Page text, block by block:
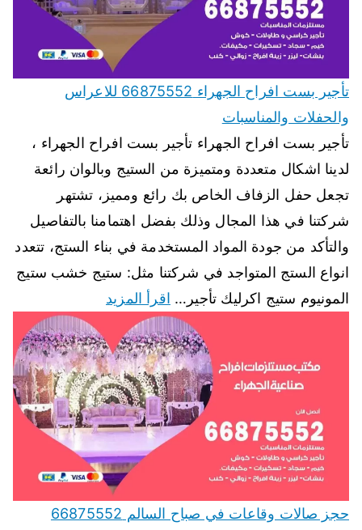
تأجير بست افراح الجهراء 66875552 للاعراس
والحفلات والمناسبات
تأجير بست افراح الجهراء تأجير بست افراح الجهراء ،
لدينا اشكال متعددة ومتميزة من الستيج وبالوان رائعة
تجعل حفل الزفاف الخاص بك رائع ومميز، تشتهر
شركتنا في هذا المجال وذلك بفضل اهتمامنا بالتفاصيل
والتأكد من جودة المواد المستخدمة في بناء الستج، تتعدد
انواع الستج المتواجد في شركتنا مثل: ستيج خشب ستيج
المونيوم ستيج اكرليك تأجير… اقرأ المزيد
حجز صالات وقاعات في صباح السالم 66875552